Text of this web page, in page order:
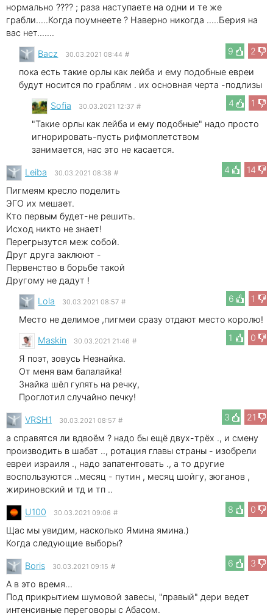
нормально ???? ; раза наступаете на одни и те же
грабли.....Когда поумнеете ? Наверно никогда .....Берия на
вас нет.......
9
2
Bacz 30.03.2021 08:44 #
пока есть такие орлы как лейба и ему подобные евреи
будут носится по граблям . их основная черта -подлизы
4
1
Sofia 30.03.2021 12:37 #
"Такие орлы как лейба и ему подобные" надо просто
игнорировать-пусть рифмоплетством
занимается, нас это не касается.
4
14
Leibа 30.03.2021 08:38 #
Пигмеям кресло поделить
ЭГО их мешает.
Кто первым будет-не решить.
Исход никто не знает!
Перегрызутся меж собой.
Друг друга заклюют -
Первенство в борьбе такой
Другому не дадут !
6
1
Lola 30.03.2021 08:57 #
Место не делимое ,пигмеи сразу отдают место королю!
1
0
Maskin 30.03.2021 21:46 #
Я поэт, зовусь Незнайка.
От меня вам балалайка!
Знайка шёл гулять на речку,
Проглотил случайно печку!
3
21
VRSH1 30.03.2021 08:57 #
а справятся ли вдвоём ? надо бы ещё двух-трёх ., и смену
производить в шабат .., ротация главы страны - изобрели
евреи израиля ., надо запатентовать ., а то другие
воспользуются ..месяц - путин , месяц шойгу, зюганов ,
жириновский и тд и тп ..
8
0
U100 30.03.2021 09:06 #
Щас мы увидим, насколько Ямина ямина.)
Когда следующие выборы?
6
3
Boris 30.03.2021 09:15 #
А в это время...
Под прикрытием шумовой завесы, "правый" дери ведет
интенсивные переговоры с Абасом.